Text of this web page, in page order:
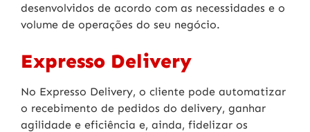
desenvolvidos de acordo com as necessidades e o
volume de operações do seu negócio.
Expresso Delivery
No Expresso Delivery, o cliente pode automatizar
o recebimento de pedidos do delivery, ganhar
agilidade e eficiência e, ainda, fidelizar os